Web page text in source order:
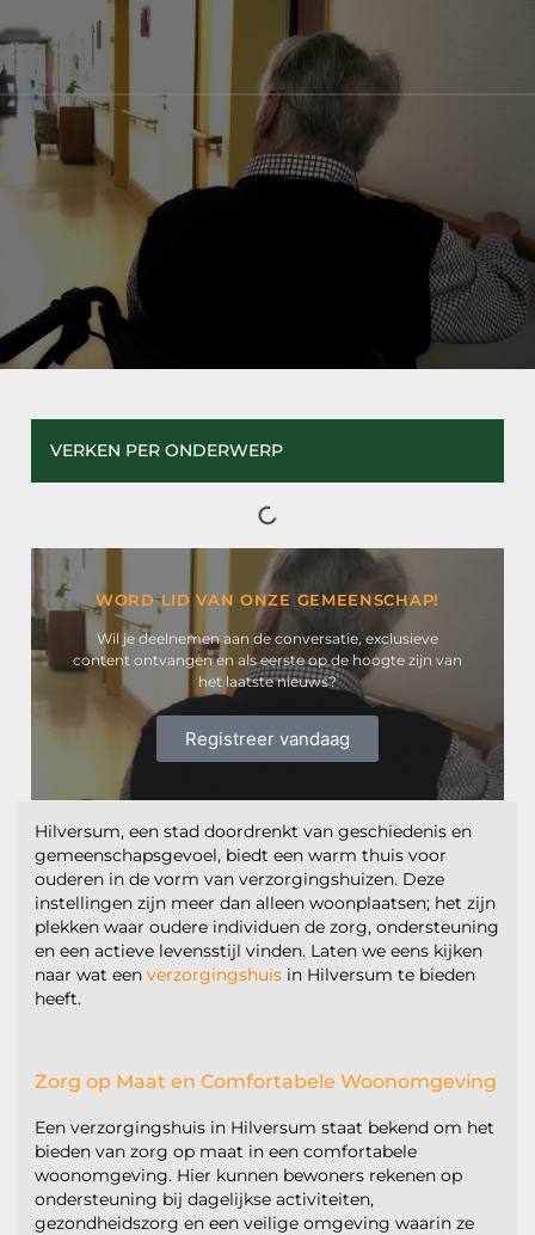
Hilversum, een stad doordrenkt van geschiedenis en
gemeenschapsgevoel, biedt een warm thuis voor
ouderen in de vorm van verzorgingshuizen. Deze
instellingen zijn meer dan alleen woonplaatsen; het zijn
plekken waar oudere individuen de zorg, ondersteuning
en een actieve levensstijl vinden. Laten we eens kijken
naar wat eenverzorgingshuis in Hilversum te bieden
heeft.
Zorg op Maat en Comfortabele Woonomgeving
Een verzorgingshuis in Hilversum staat bekend om het
bieden van zorg op maat in een comfortabele
woonomgeving. Hier kunnen bewoners rekenen op
ondersteuning bij dagelijkse activiteiten,
gezondheidszorg en een veilige omgeving waarin ze
VERKEN PER ONDERWERP
WORD LID VAN ONZE GEMEENSCHAP!
Wil je deelnemen aan de conversatie, exclusieve
content ontvangen en als eerste op de hoogte zijn van
het laatste nieuws?
Registreer vandaag